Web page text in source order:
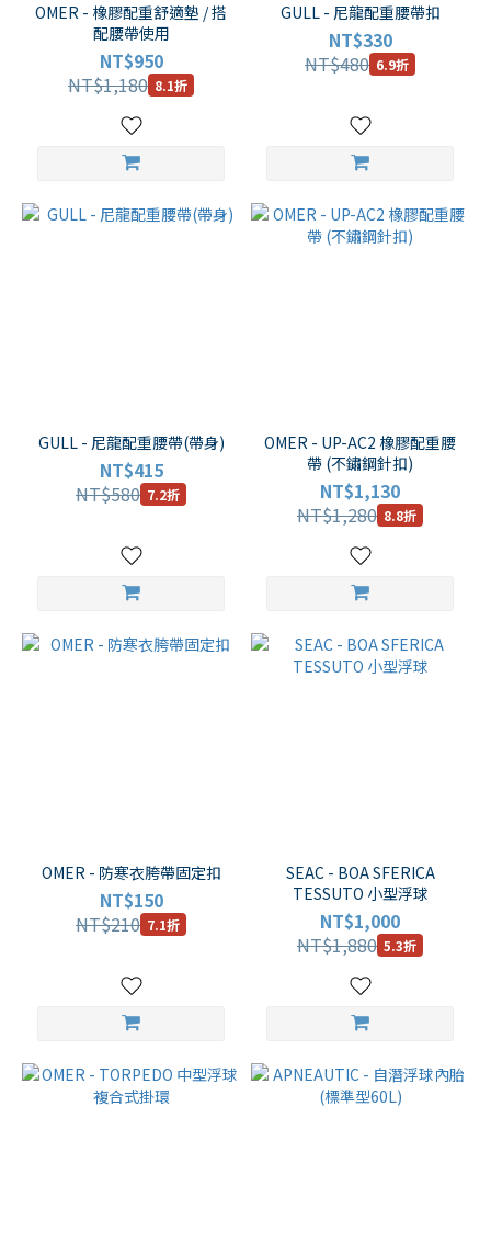
OMER - 橡膠配重舒適墊 / 搭
配腰帶使用
NT$950
NT$1,180 8.1折
GULL - 尼龍配重腰帶扣
NT$330
NT$480 6.9折
GULL - 尼龍配重腰帶(帶身)
NT$415
NT$580 7.2折
OMER - UP-AC2 橡膠配重腰
帶 (不鏽鋼針扣)
NT$1,130
NT$1,280 8.8折
OMER - 防寒衣胯帶固定扣
NT$150
NT$210 7.1折
SEAC - BOA SFERICA
TESSUTO 小型浮球
NT$1,000
NT$1,880 5.3折